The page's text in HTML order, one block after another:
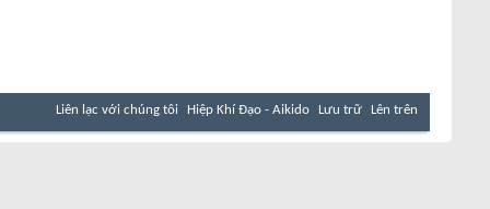
Liên lạc với chúng tôi Hiệp Khí Đạo - Aikido Lưu trữ Lên trên